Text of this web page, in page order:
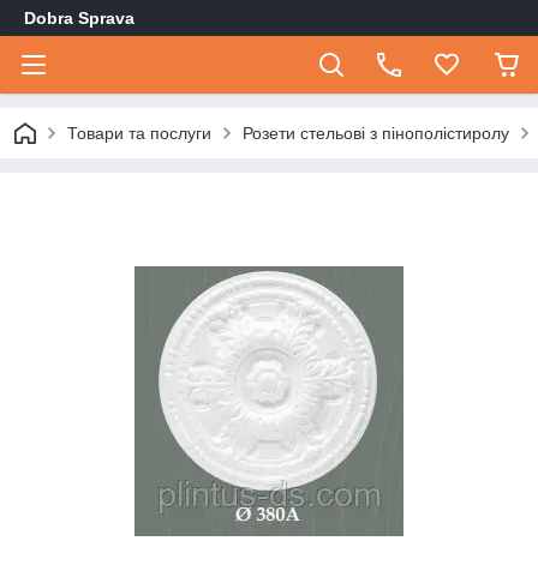
Dobra Sprava
Товари та послуги Розети стельові з пінополістиролу